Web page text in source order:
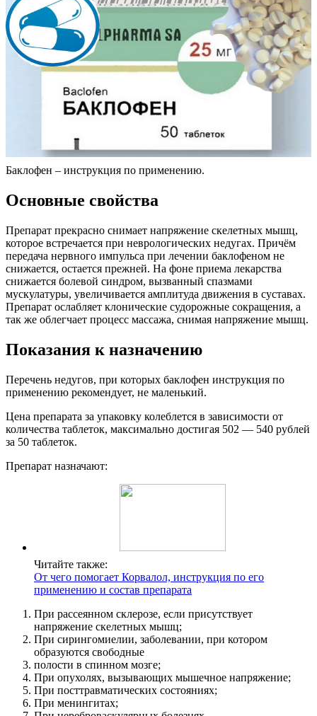
Баклофен – инструкция по применению.
Основные свойства
Препарат прекрасно снимает напряжение скелетных мышц,
которое встречается при неврологических недугах. Причём
передача нервного импульса при лечении баклофеном не
снижается, остается прежней. На фоне приема лекарства
снижается болевой синдром, вызванный спазмами
мускулатуры, увеличивается амплитуда движения в суставах.
Препарат ослабляет клонические судорожные сокращения, а
так же облегчает процесс массажа, снимая напряжение мышц.
Показания к назначению
Перечень недугов, при которых баклофен инструкция по
применению рекомендует, не маленький.
Цена препарата за упаковку колеблется в зависимости от
количества таблеток, максимально достигая 502 — 540 рублей
за 50 таблеток.
Препарат назначают:
Читайте также:
От чего помогает Корвалол, инструкция по его
применению и состав препарата
При рассеянном склерозе, если присутствует
напряжение скелетных мышц;
При сирингомиелии, заболевании, при котором
образуются свободные
полости в спинном мозге;
При опухолях, вызывающих мышечное напряжение;
При посттравматических состояниях;
При менингитах;